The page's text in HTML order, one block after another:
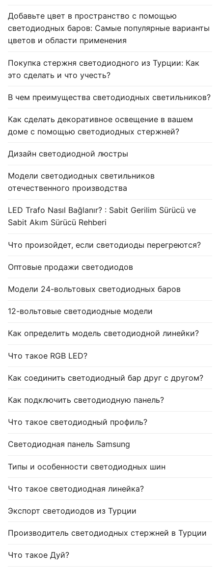
Добавьте цвет в пространство с помощью
светодиодных баров: Самые популярные варианты
цветов и области применения
Покупка стержня светодиодного из Турции: Как
это сделать и что учесть?
В чем преимущества светодиодных светильников?
Как сделать декоративное освещение в вашем
доме с помощью светодиодных стержней?
Дизайн светодиодной люстры
Модели светодиодных светильников
отечественного производства
LED Trafo Nasıl Bağlanır? : Sabit Gerilim Sürücü ve
Sabit Akım Sürücü Rehberi
Что произойдет, если светодиоды перегреются?
Оптовые продажи светодиодов
Модели 24-вольтовых светодиодных баров
12-вольтовые светодиодные модели
Как определить модель светодиодной линейки?
Что такое RGB LED?
Как соединить светодиодный бар друг с другом?
Как подключить светодиодную панель?
Что такое светодиодный профиль?
Светодиодная панель Samsung
Типы и особенности светодиодных шин
Что такое светодиодная линейка?
Экспорт светодиодов из Турции
Производитель светодиодных стержней в Турции
Что такое Дуй?